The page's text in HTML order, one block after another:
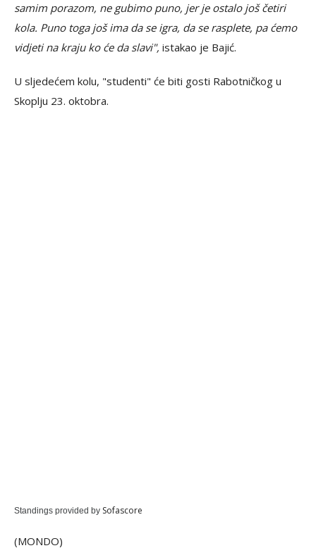
samim porazom, ne gubimo puno, jer je ostalo još četiri
kola. Puno toga još ima da se igra, da se rasplete, pa ćemo
vidjeti na kraju ko će da slavi", istakao je Bajić.
U sljedećem kolu, "studenti" će biti gosti Rabotničkog u
Skoplju 23. oktobra.
Standings provided by Sofascore
(MONDO)